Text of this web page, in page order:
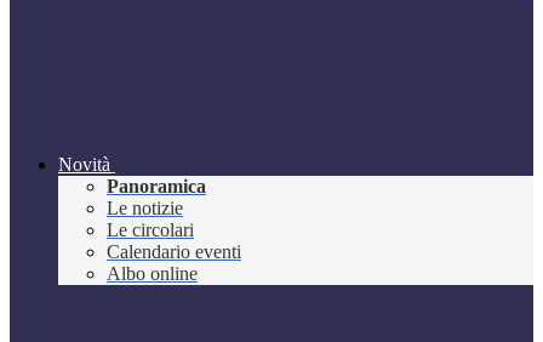
Novità
Panoramica
Le notizie
Le circolari
Calendario eventi
Albo online